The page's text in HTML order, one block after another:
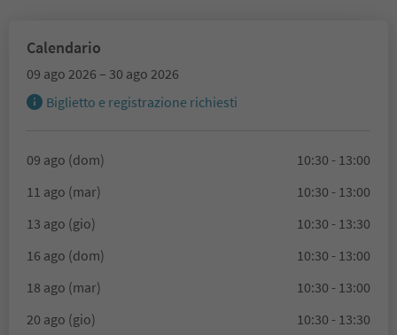
Calendario
09 ago 2026 – 30 ago 2026
Biglietto e registrazione richiesti
09 ago (dom)
10:30 - 13:00
11 ago (mar)
10:30 - 13:00
13 ago (gio)
10:30 - 13:30
16 ago (dom)
10:30 - 13:00
18 ago (mar)
10:30 - 13:00
20 ago (gio)
10:30 - 13:30